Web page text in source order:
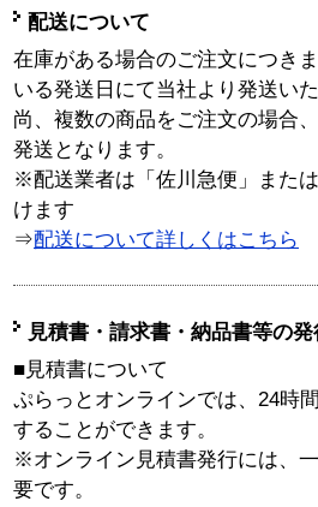
配送について
在庫がある場合のご注文につき
いる発送日にて当社より発送い
尚、複数の商品をご注文の場合
発送となります。
※配送業者は「佐川急便」また
けます
⇒配送について詳しくはこちら
見積書・請求書・納品書等の
■見積書について
ぷらっとオンラインでは、24時
することができます。
※オンライン見積書発行には、
要です。